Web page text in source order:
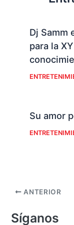
Dj Samm
para la
Su amor
ANTERIOR
Síganos